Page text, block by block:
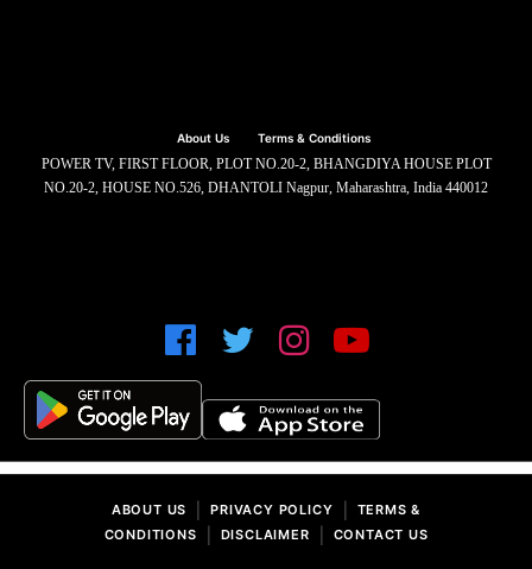
About Us Terms & Conditions
POWER TV, FIRST FLOOR, PLOT NO.20-2, BHANGDIYA HOUSE PLOT
NO.20-2, HOUSE NO.526, DHANTOLI Nagpur, Maharashtra, India 440012
ABOUT US PRIVACY POLICY
TERMS &
CONDITIONS
DISCLAIMER CONTACT US